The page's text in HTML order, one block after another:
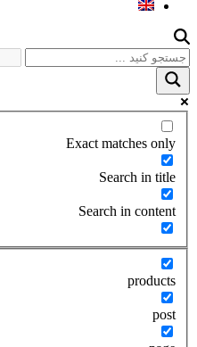
Exact matches only
Search in title
Search in content
products
post